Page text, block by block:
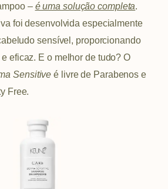
– é uma solução completa.
foi desenvolvida especialmente
sensível, proporcionando
eficaz. E o melhor de tudo? O
Sensitive é livre de Parabenos e
Free.